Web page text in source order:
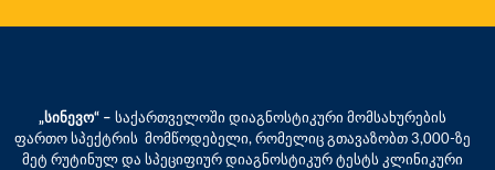
„სინევო“ – საქართველოში დიაგნოსტიკური მომსახურების
ფართო სპექტრის მომწოდებელი, რომელიც გთავაზობთ 3,000-ზე
მეტ რუტინულ და სპეციფიურ დიაგნოსტიკურ ტესტს კლინიკური